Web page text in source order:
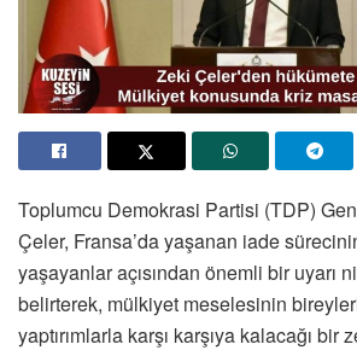
Toplumcu Demokrasi Partisi (TDP)
Çeler, Fransa’da yaşanan iade
yaşayanlar açısından önemli bir uyarı
belirterek, mülkiyet meselesinin
yaptırımlarla karşı karşıya kalacağı bir